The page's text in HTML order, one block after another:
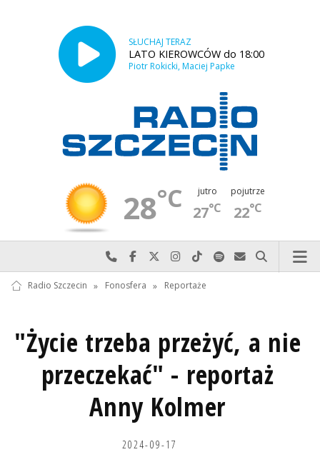
SŁUCHAJ TERAZ
LATO KIEROWCÓW do 18:00
Piotr Rokicki, Maciej Papke
28°C jutro
27°C
pojutrze
22°C
Najlepiej po prostu do nas zadzwoń
Odwiedź nas na Facebook-u
Odwiedź nas na X
Odwiedź nas na Instagram-ie
Odwiedź nas na TikTok-u
Szukaj nas na Spotify
Wyślij do nas
Szukaj
Radio Szczecin » Fonosfera » Reportaże
"Życie trzeba przeżyć, a nie
przeczekać" - reportaż
Anny Kolmer
2024-09-17